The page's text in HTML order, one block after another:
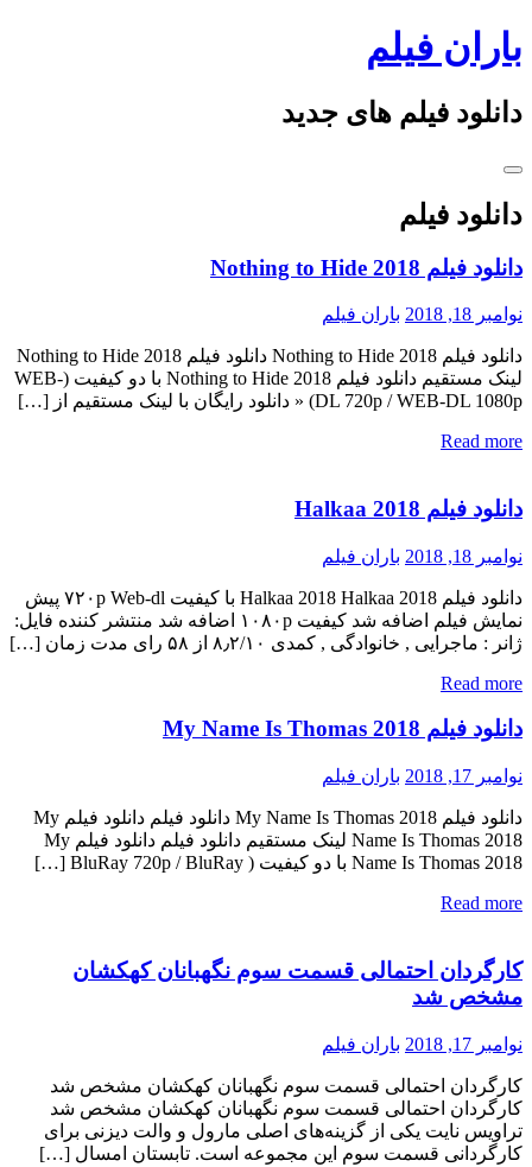
Skip
to
content
باران فیلم
دانلود فیلم های جدید
دانلود فیلم
دانلود فیلم Nothing to Hide 2018
نوامبر 18, 2018 باران فیلم
دانلود فیلم Nothing to Hide 2018 دانلود فیلم Nothing to Hide 2018
لینک مستقیم دانلود فیلم Nothing to Hide 2018 با دو کیفیت (WEB-
DL 720p / WEB-DL 1080p) « دانلود رایگان با لینک مستقیم از […]
Read more
دانلود فیلم Halkaa 2018
نوامبر 18, 2018 باران فیلم
دانلود فیلم Halkaa 2018 Halkaa 2018 با کیفیت ۷۲۰p Web-dl پیش
نمایش فیلم اضافه شد کیفیت ۱۰۸۰p اضافه شد منتشر کننده فایل:
ژانر : ماجرایی , خانوادگی , کمدی ۸٫۲/۱۰ از ۵۸ رای مدت زمان […]
Read more
دانلود فیلم My Name Is Thomas 2018
نوامبر 17, 2018 باران فیلم
دانلود فیلم My Name Is Thomas 2018 دانلود فیلم دانلود فیلم My
Name Is Thomas 2018 لینک مستقیم دانلود فیلم دانلود فیلم My
Name Is Thomas 2018 با دو کیفیت ( BluRay 720p / BluRay […]
Read more
کارگردان احتمالی قسمت سوم نگهبانان کهکشان
مشخص شد
نوامبر 17, 2018 باران فیلم
کارگردان احتمالی قسمت سوم نگهبانان کهکشان مشخص شد
کارگردان احتمالی قسمت سوم نگهبانان کهکشان مشخص شد
تراویس نایت یکی از گزینه‌‌های اصلی مارول و والت دیزنی برای
کارگردانی قسمت سوم این مجموعه است. تابستان امسال […]